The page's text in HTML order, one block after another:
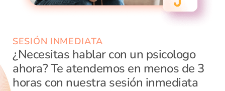
SESIÓN INMEDIATA
¿Necesitas hablar con un psicologo
ahora? Te atendemos en menos de 3
horas con nuestra sesión inmediata